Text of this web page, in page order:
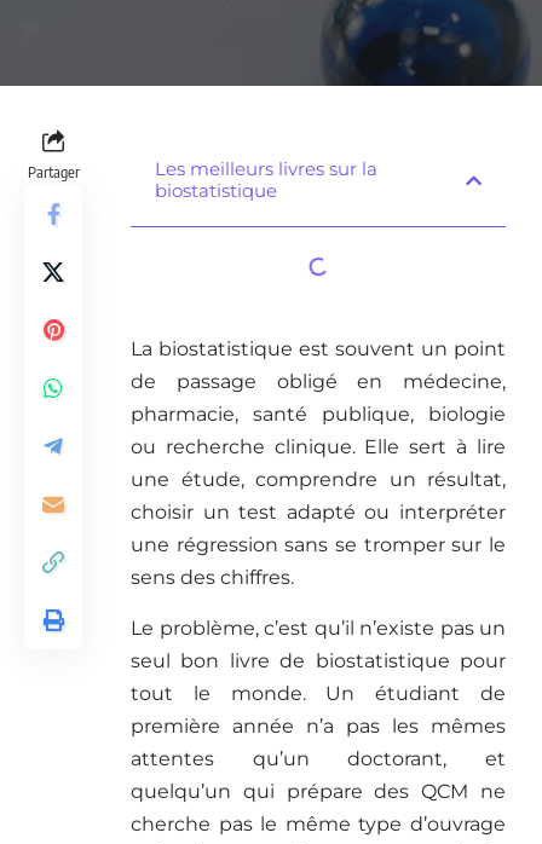
Partager
Les meilleurs livres sur la
biostatistique
La biostatistique est souvent un point
de passage obligé en médecine,
pharmacie, santé publique, biologie
ou recherche clinique. Elle sert à lire
une étude, comprendre un résultat,
choisir un test adapté ou interpréter
une régression sans se tromper sur le
sens des chiffres.
Le problème, c’est qu’il n’existe pas un
seul bon livre de biostatistique pour
tout le monde. Un étudiant de
première année n’a pas les mêmes
attentes qu’un doctorant, et
quelqu’un qui prépare des QCM ne
cherche pas le même type d’ouvrage